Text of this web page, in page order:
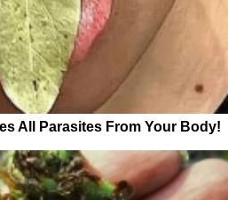
All Parasites From Your Body!